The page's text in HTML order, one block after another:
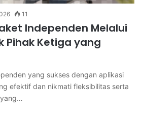
11
Independen Melalui
Pihak Ketiga yang
yang sukses dengan aplikasi
efektif dan nikmati fleksibilitas serta